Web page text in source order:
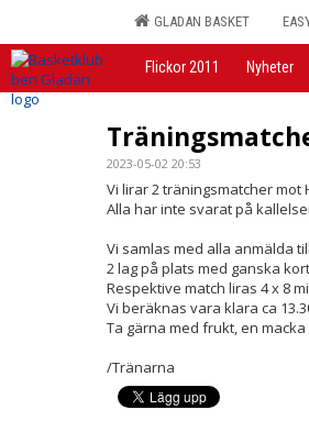
GLADAN BASKET
Flickor 2011 Nyheter
2023-05-02 20:53
Vi lirar 2 träningsmatcher mot
Alla har inte svarat på
Vi samlas med alla anmälda
2 lag på plats med ganska
Respektive match liras 4 x 8
Vi beräknas vara klara ca
Ta gärna med frukt, en
/Tränarna